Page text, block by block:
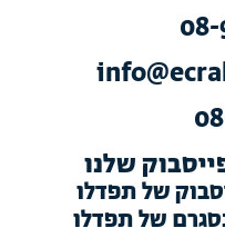
שלנו
של תפדלו
של תפדלו